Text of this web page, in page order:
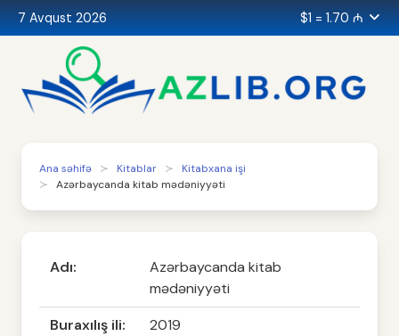
7 Avqust 2026 $1 = 1.70 ₼
Ana səhifə Kitablar
Kitabxana işi
Azərbaycanda kitab mədəniyyəti
Adı:
Azərbaycanda kitab
mədəniyyəti
Buraxılış ili:
2019